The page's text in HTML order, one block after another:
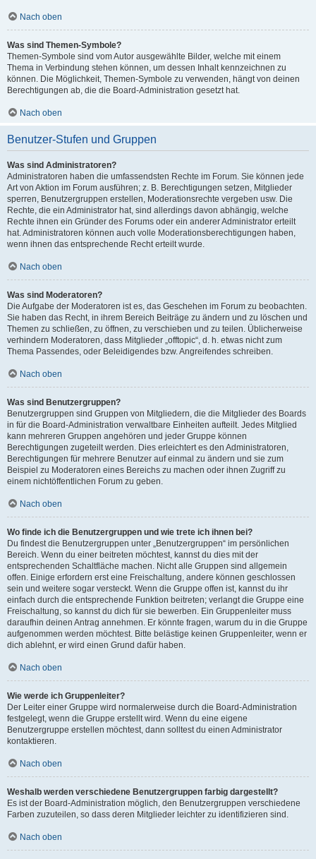
Nach oben
Was sind Themen-Symbole?
Themen-Symbole sind vom Autor ausgewählte Bilder, welche mit einem
Thema in Verbindung stehen können, um dessen Inhalt kennzeichnen zu
können. Die Möglichkeit, Themen-Symbole zu verwenden, hängt von deinen
Berechtigungen ab, die die Board-Administration gesetzt hat.
Nach oben
Benutzer-Stufen und Gruppen
Was sind Administratoren?
Administratoren haben die umfassendsten Rechte im Forum. Sie können jede
Art von Aktion im Forum ausführen; z. B. Berechtigungen setzen, Mitglieder
sperren, Benutzergruppen erstellen, Moderationsrechte vergeben usw. Die
Rechte, die ein Administrator hat, sind allerdings davon abhängig, welche
Rechte ihnen ein Gründer des Forums oder ein anderer Administrator erteilt
hat. Administratoren können auch volle Moderationsberechtigungen haben,
wenn ihnen das entsprechende Recht erteilt wurde.
Nach oben
Was sind Moderatoren?
Die Aufgabe der Moderatoren ist es, das Geschehen im Forum zu beobachten.
Sie haben das Recht, in ihrem Bereich Beiträge zu ändern und zu löschen und
Themen zu schließen, zu öffnen, zu verschieben und zu teilen. Üblicherweise
verhindern Moderatoren, dass Mitglieder „offtopic“, d. h. etwas nicht zum
Thema Passendes, oder Beleidigendes bzw. Angreifendes schreiben.
Nach oben
Was sind Benutzergruppen?
Benutzergruppen sind Gruppen von Mitgliedern, die die Mitglieder des Boards
in für die Board-Administration verwaltbare Einheiten aufteilt. Jedes Mitglied
kann mehreren Gruppen angehören und jeder Gruppe können
Berechtigungen zugeteilt werden. Dies erleichtert es den Administratoren,
Berechtigungen für mehrere Benutzer auf einmal zu ändern und sie zum
Beispiel zu Moderatoren eines Bereichs zu machen oder ihnen Zugriff zu
einem nichtöffentlichen Forum zu geben.
Nach oben
Wo finde ich die Benutzergruppen und wie trete ich ihnen bei?
Du findest die Benutzergruppen unter „Benutzergruppen“ im persönlichen
Bereich. Wenn du einer beitreten möchtest, kannst du dies mit der
entsprechenden Schaltfläche machen. Nicht alle Gruppen sind allgemein
offen. Einige erfordern erst eine Freischaltung, andere können geschlossen
sein und weitere sogar versteckt. Wenn die Gruppe offen ist, kannst du ihr
einfach durch die entsprechende Funktion beitreten; verlangt die Gruppe eine
Freischaltung, so kannst du dich für sie bewerben. Ein Gruppenleiter muss
daraufhin deinen Antrag annehmen. Er könnte fragen, warum du in die Gruppe
aufgenommen werden möchtest. Bitte belästige keinen Gruppenleiter, wenn er
dich ablehnt, er wird einen Grund dafür haben.
Nach oben
Wie werde ich Gruppenleiter?
Der Leiter einer Gruppe wird normalerweise durch die Board-Administration
festgelegt, wenn die Gruppe erstellt wird. Wenn du eine eigene
Benutzergruppe erstellen möchtest, dann solltest du einen Administrator
kontaktieren.
Nach oben
Weshalb werden verschiedene Benutzergruppen farbig dargestellt?
Es ist der Board-Administration möglich, den Benutzergruppen verschiedene
Farben zuzuteilen, so dass deren Mitglieder leichter zu identifizieren sind.
Nach oben